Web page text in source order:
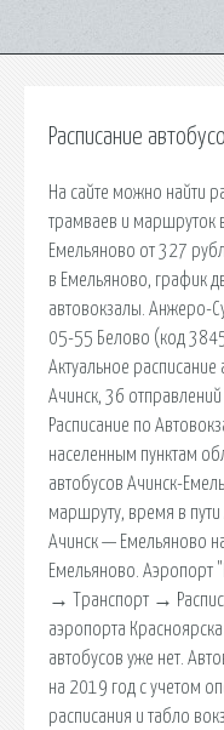
Расписание
На сайте можно найти
трамваев и маршруток
Емельяново от 327
в Емельяново, график
автовокзалы. Анжеро-
05-55 Белово (код
Актуальное
Ачинск, 36
Расписание по
населенным пунктам
автобусов Ачинск-
маршруту, время в пути
Ачинск — Емельяново
Емельяново. Аэропорт
→ Транспорт →
аэропорта
автобусов уже нет.
на 2019 год с учетом
расписания и табло